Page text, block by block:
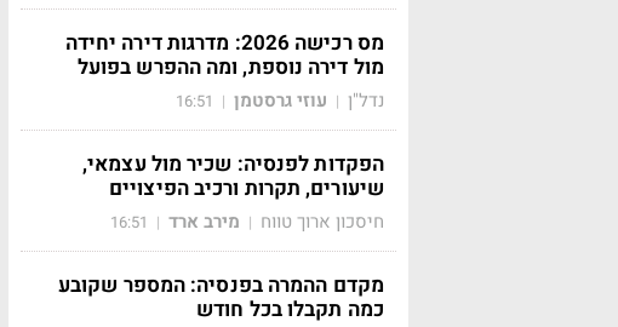
מס רכישה 2026: מדרגות דירה יחידה
מול דירה נוספת, ומה ההפרש בפועל
נדל"ן | עוזי גרסטמן |
16:51
הפקדות לפנסיה: שכיר מול עצמאי,
שיעורים, תקרות ורכיב הפיצויים
חיסכון ארוך טווח | מירב ארד |
16:51
מקדם ההמרה בפנסיה: המספר שקובע
כמה תקבלו בכל חודש